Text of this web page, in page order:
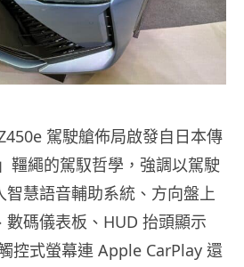
駕駛艙佈局啟發自日本傳
韁繩的駕馭哲學，強調以駕駛
慧語音輔助系統、方向盤上
數碼儀表板、HUD 抬頭顯示
控式螢幕連 Apple CarPlay 還